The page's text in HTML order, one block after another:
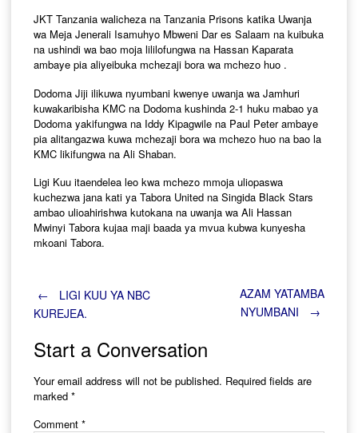
JKT Tanzania walicheza na Tanzania Prisons katika Uwanja
wa Meja Jenerali Isamuhyo Mbweni Dar es Salaam na kuibuka
na ushindi wa bao moja lililofungwa na Hassan Kaparata
ambaye pia aliyeibuka mchezaji bora wa mchezo huo .
Dodoma Jiji ilikuwa nyumbani kwenye uwanja wa Jamhuri
kuwakaribisha KMC na Dodoma kushinda 2-1 huku mabao ya
Dodoma yakifungwa na Iddy Kipagwile na Paul Peter ambaye
pia alitangazwa kuwa mchezaji bora wa mchezo huo na bao la
KMC likifungwa na Ali Shaban.
Ligi Kuu itaendelea leo kwa mchezo mmoja uliopaswa
kuchezwa jana kati ya Tabora United na Singida Black Stars
ambao ulioahirishwa kutokana na uwanja wa Ali Hassan
Mwinyi Tabora kujaa maji baada ya mvua kubwa kunyesha
mkoani Tabora.
Post
navigation
←
LIGI KUU YA NBC
KUREJEA.
AZAM YATAMBA
NYUMBANI
→
Start a Conversation
Your email address will not be published. Required fields are
marked *
Comment *